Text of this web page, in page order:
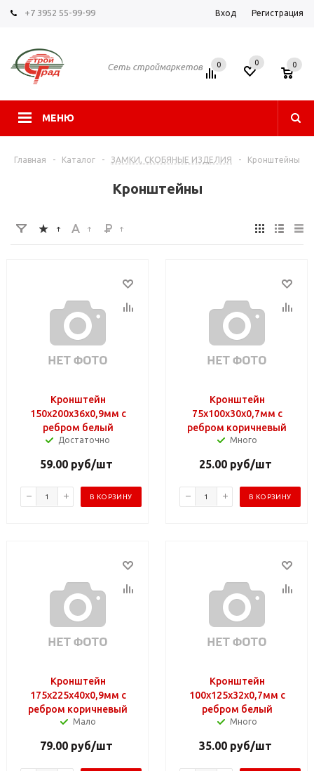
+7 3952 55-99-99 Вход Регистрация
Сеть строймаркетов
МЕНЮ
0 0 0
Главная - Каталог - ЗАМКИ, СКОБЯНЫЕ ИЗДЕЛИЯ - Кронштейны
Кронштейны
Кронштейн
150х200х36х0,9мм с
ребром белый
Достаточно
59.00 руб/шт
В КОРЗИНУ
Кронштейн
75х100х30х0,7мм с
ребром коричневый
Много
25.00 руб/шт
В КОРЗИНУ
Кронштейн
175х225х40х0,9мм с
ребром коричневый
Мало
79.00 руб/шт
Кронштейн
100х125х32х0,7мм с
ребром белый
Много
35.00 руб/шт